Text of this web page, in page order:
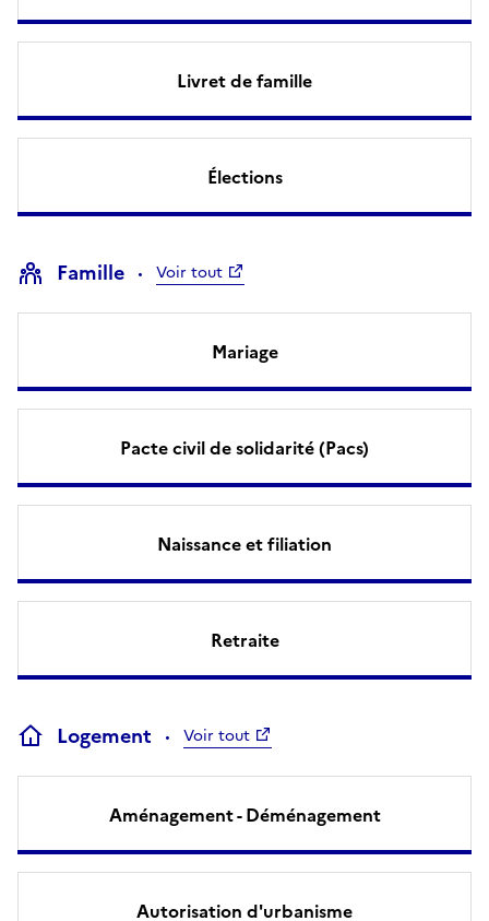
Livret de famille
Élections
Famille Voir tout
Mariage
Pacte civil de solidarité (Pacs)
Naissance et filiation
Retraite
Logement Voir tout
Aménagement - Déménagement
Autorisation d'urbanisme